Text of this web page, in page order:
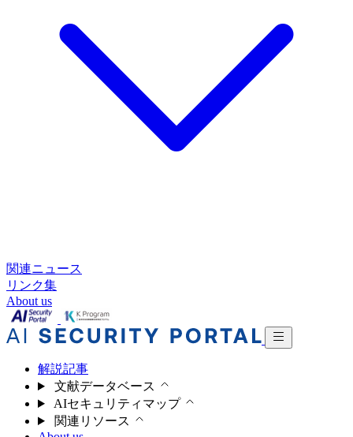
関連ニュース
リンク集
About us
解説記事
文献データベース
AIセキュリティマップ
関連リソース